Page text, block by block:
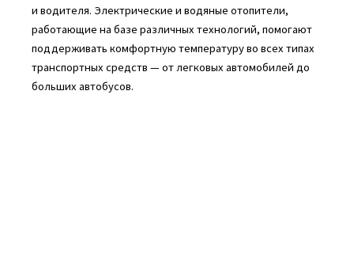
и водителя. Электрические и водяные отопители,
работающие на базе различных технологий, помогают
поддерживать комфортную температуру во всех типах
транспортных средств — от легковых автомобилей до
больших автобусов.